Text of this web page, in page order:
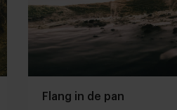
Flang in de pan